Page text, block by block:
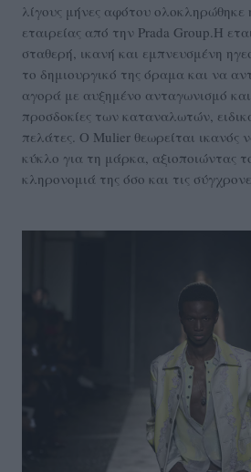
λίγους μήνες αφότου ολοκληρώθηκε
εταιρείας από την Prada Group.Η
σταθερή, ικανή και εμπνευσμένη
το δημιουργικό της όραμα και να
αγορά με αυξημένο ανταγωνισμό και
προσδοκίες των καταναλωτών,
πελάτες. Ο Mulier θεωρείται ικανός
κύκλο για τη μάρκα, αξιοποιώντας
κληρονομιά της όσο και τις